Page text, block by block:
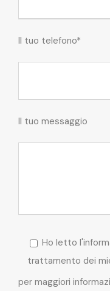
Il tuo telefono*
Il tuo messaggio
Ho letto
trattamento dei
per maggiori